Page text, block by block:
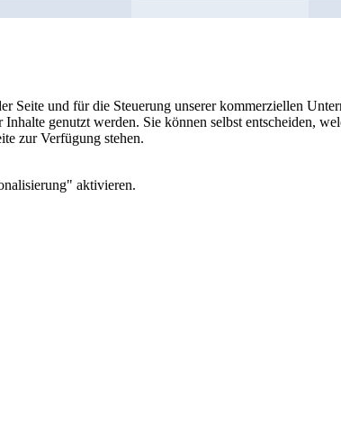
Seite und für die Steuerung unserer kommerziellen
genutzt werden. Sie können selbst entscheiden,
zur Verfügung stehen.
aktivieren.